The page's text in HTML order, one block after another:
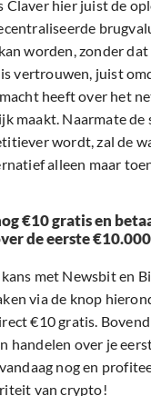
Claver hier juist de
worden, zonder
vertrouwen, juist
heeft over het
maakt. Naarmate
wordt, zal de
alleen maar
€10 gratis en
de eerste
met Newsbit en
via de knop
€10 gratis.
handelen over je
nog en
van crypto!